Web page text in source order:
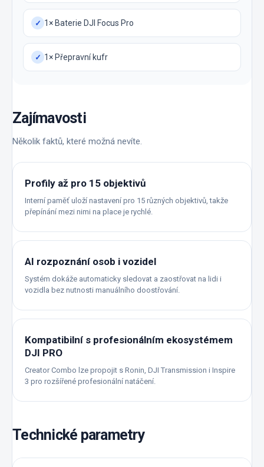
✓ 1× Baterie DJI Focus Pro
✓ 1× Přepravní kufr
Zajímavosti
Několik faktů, které možná nevíte.
Profily až pro 15 objektivů
Interní paměť uloží nastavení pro 15 různých objektivů, takže
přepínání mezi nimi na place je rychlé.
AI rozpoznání osob i vozidel
Systém dokáže automaticky sledovat a zaostřovat na lidi i
vozidla bez nutnosti manuálního doostřování.
Kompatibilní s profesionálním ekosystémem
DJI PRO
Creator Combo lze propojit s Ronin, DJI Transmission i Inspire
3 pro rozšířené profesionální natáčení.
Technické parametry